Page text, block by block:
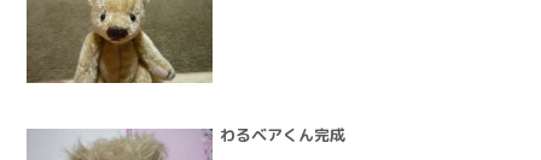
わるベアくん完成